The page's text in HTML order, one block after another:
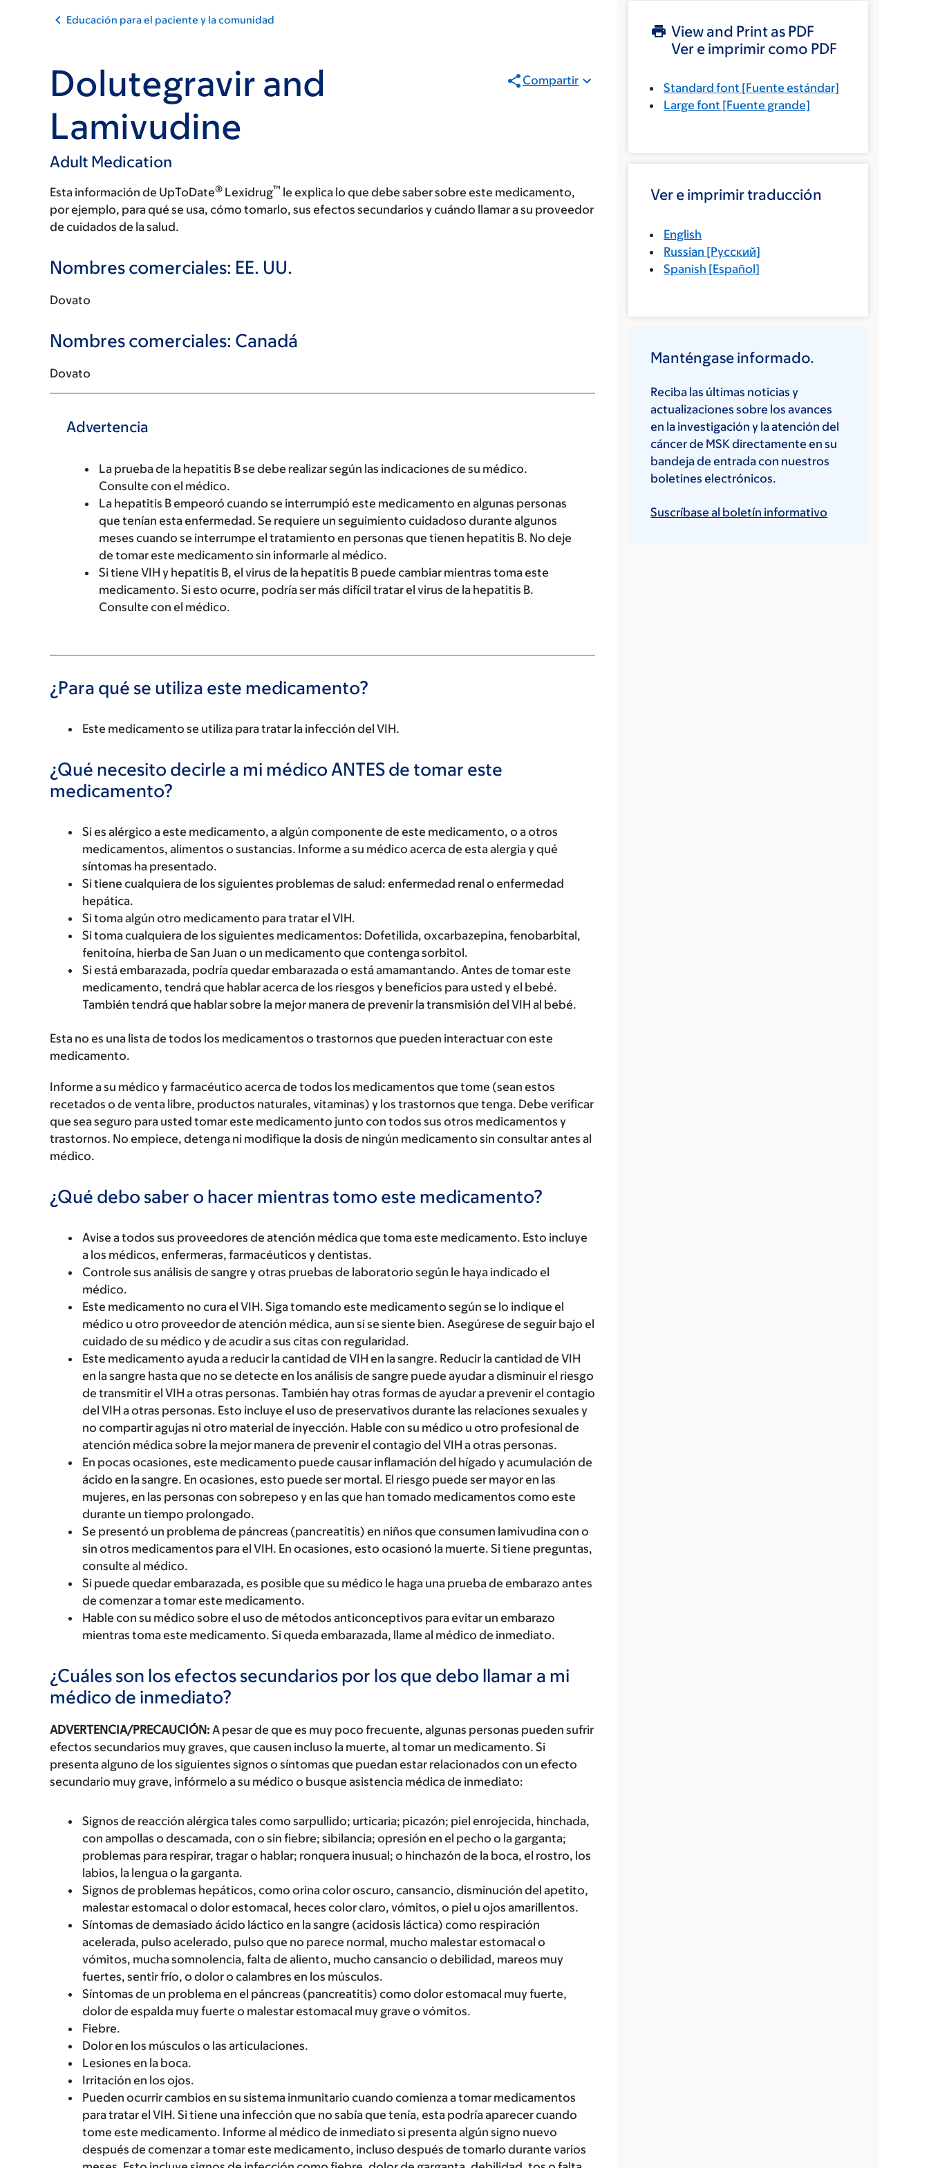
Educación para el paciente y la comunidad
Dolutegravir and
Lamivudine
Adult Medication
Compartir
Esta información de UpToDate® Lexidrug™ le explica lo que debe saber sobre este medicamento,
por ejemplo, para qué se usa, cómo tomarlo, sus efectos secundarios y cuándo llamar a su proveedor
de cuidados de la salud.
Nombres comerciales: EE. UU.
Dovato
Nombres comerciales: Canadá
Dovato
Advertencia
La prueba de la hepatitis B se debe realizar según las indicaciones de su médico.
Consulte con el médico.
La hepatitis B empeoró cuando se interrumpió este medicamento en algunas personas
que tenían esta enfermedad. Se requiere un seguimiento cuidadoso durante algunos
meses cuando se interrumpe el tratamiento en personas que tienen hepatitis B. No deje
de tomar este medicamento sin informarle al médico.
Si tiene VIH y hepatitis B, el virus de la hepatitis B puede cambiar mientras toma este
medicamento. Si esto ocurre, podría ser más difícil tratar el virus de la hepatitis B.
Consulte con el médico.
¿Para qué se utiliza este medicamento?
Este medicamento se utiliza para tratar la infección del VIH.
¿Qué necesito decirle a mi médico ANTES de tomar este
medicamento?
Si es alérgico a este medicamento, a algún componente de este medicamento, o a otros
medicamentos, alimentos o sustancias. Informe a su médico acerca de esta alergia y qué
síntomas ha presentado.
Si tiene cualquiera de los siguientes problemas de salud: enfermedad renal o enfermedad
hepática.
Si toma algún otro medicamento para tratar el VIH.
Si toma cualquiera de los siguientes medicamentos: Dofetilida, oxcarbazepina, fenobarbital,
fenitoína, hierba de San Juan o un medicamento que contenga sorbitol.
Si está embarazada, podría quedar embarazada o está amamantando. Antes de tomar este
medicamento, tendrá que hablar acerca de los riesgos y beneficios para usted y el bebé.
También tendrá que hablar sobre la mejor manera de prevenir la transmisión del VIH al bebé.
Esta no es una lista de todos los medicamentos o trastornos que pueden interactuar con este
medicamento.
Informe a su médico y farmacéutico acerca de todos los medicamentos que tome (sean estos
recetados o de venta libre, productos naturales, vitaminas) y los trastornos que tenga. Debe verificar
que sea seguro para usted tomar este medicamento junto con todos sus otros medicamentos y
trastornos. No empiece, detenga ni modifique la dosis de ningún medicamento sin consultar antes al
médico.
¿Qué debo saber o hacer mientras tomo este medicamento?
Avise a todos sus proveedores de atención médica que toma este medicamento. Esto incluye
a los médicos, enfermeras, farmacéuticos y dentistas.
Controle sus análisis de sangre y otras pruebas de laboratorio según le haya indicado el
médico.
Este medicamento no cura el VIH. Siga tomando este medicamento según se lo indique el
médico u otro proveedor de atención médica, aun si se siente bien. Asegúrese de seguir bajo el
cuidado de su médico y de acudir a sus citas con regularidad.
Este medicamento ayuda a reducir la cantidad de VIH en la sangre. Reducir la cantidad de VIH
en la sangre hasta que no se detecte en los análisis de sangre puede ayudar a disminuir el riesgo
de transmitir el VIH a otras personas. También hay otras formas de ayudar a prevenir el contagio
del VIH a otras personas. Esto incluye el uso de preservativos durante las relaciones sexuales y
no compartir agujas ni otro material de inyección. Hable con su médico u otro profesional de
atención médica sobre la mejor manera de prevenir el contagio del VIH a otras personas.
En pocas ocasiones, este medicamento puede causar inflamación del hígado y acumulación de
ácido en la sangre. En ocasiones, esto puede ser mortal. El riesgo puede ser mayor en las
mujeres, en las personas con sobrepeso y en las que han tomado medicamentos como este
durante un tiempo prolongado.
Se presentó un problema de páncreas (pancreatitis) en niños que consumen lamivudina con o
sin otros medicamentos para el VIH. En ocasiones, esto ocasionó la muerte. Si tiene preguntas,
consulte al médico.
Si puede quedar embarazada, es posible que su médico le haga una prueba de embarazo antes
de comenzar a tomar este medicamento.
Hable con su médico sobre el uso de métodos anticonceptivos para evitar un embarazo
mientras toma este medicamento. Si queda embarazada, llame al médico de inmediato.
¿Cuáles son los efectos secundarios por los que debo llamar a mi
médico de inmediato?
ADVERTENCIA/PRECAUCIÓN: A pesar de que es muy poco frecuente, algunas personas pueden sufrir
efectos secundarios muy graves, que causen incluso la muerte, al tomar un medicamento. Si
presenta alguno de los siguientes signos o síntomas que puedan estar relacionados con un efecto
secundario muy grave, infórmelo a su médico o busque asistencia médica de inmediato:
Signos de reacción alérgica tales como sarpullido; urticaria; picazón; piel enrojecida, hinchada,
con ampollas o descamada, con o sin fiebre; sibilancia; opresión en el pecho o la garganta;
problemas para respirar, tragar o hablar; ronquera inusual; o hinchazón de la boca, el rostro, los
labios, la lengua o la garganta.
Signos de problemas hepáticos, como orina color oscuro, cansancio, disminución del apetito,
malestar estomacal o dolor estomacal, heces color claro, vómitos, o piel u ojos amarillentos.
Síntomas de demasiado ácido láctico en la sangre (acidosis láctica) como respiración
acelerada, pulso acelerado, pulso que no parece normal, mucho malestar estomacal o
vómitos, mucha somnolencia, falta de aliento, mucho cansancio o debilidad, mareos muy
fuertes, sentir frío, o dolor o calambres en los músculos.
Síntomas de un problema en el páncreas (pancreatitis) como dolor estomacal muy fuerte,
dolor de espalda muy fuerte o malestar estomacal muy grave o vómitos.
Fiebre.
Dolor en los músculos o las articulaciones.
Lesiones en la boca.
Irritación en los ojos.
Pueden ocurrir cambios en su sistema inmunitario cuando comienza a tomar medicamentos
para tratar el VIH. Si tiene una infección que no sabía que tenía, esta podría aparecer cuando
tome este medicamento. Informe al médico de inmediato si presenta algún signo nuevo
después de comenzar a tomar este medicamento, incluso después de tomarlo durante varios
View and Print as PDF
Ver e imprimir como PDF
Standard font [Fuente estándar]
Large font [Fuente grande]
Ver e imprimir traducción
English
Russian [Русский]
Spanish [Español]
Manténgase informado.
Reciba las últimas noticias y
actualizaciones sobre los avances
en la investigación y la atención del
cáncer de MSK directamente en su
bandeja de entrada con nuestros
boletines electrónicos.
Suscríbase al boletín informativo